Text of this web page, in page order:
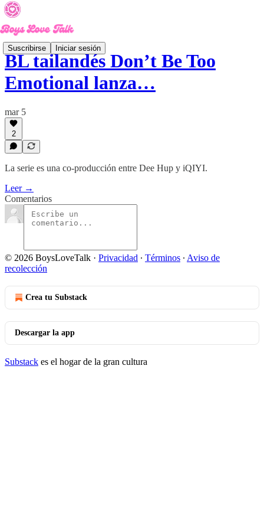
Suscribirse Iniciar sesión
BL tailandés Don’t Be Too
Emotional lanza…
mar 5
2
La serie es una co-producción entre Dee Hup y iQIYI.
Leer →
Comentarios
© 2026 BoysLoveTalk · Privacidad ∙ Términos ∙ Aviso de
recolección
Crea tu Substack
Descargar la app
Substack es el hogar de la gran cultura